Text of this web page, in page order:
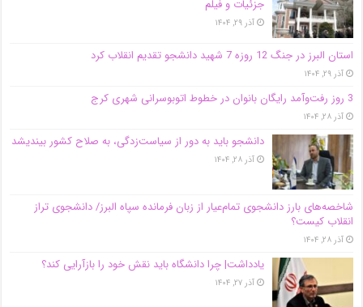
جزئیات و فیلم
آذر ۲۹, ۱۴۰۴
استان البرز در جنگ 12 روزه 7 شهید دانشجو تقدیم انقلاب کرد
آذر ۲۹, ۱۴۰۴
3 روز رفت‌وآمد رایگان بانوان در خطوط اتوبوسرانی شهری کرج
آذر ۲۸, ۱۴۰۴
دانشجو باید به دور از سیاست‌زدگی، به صلاح کشور بیندیشد
آذر ۲۸, ۱۴۰۴
شاخصه‌های بارز دانشجوی تمام‌عیار از زبان فرمانده سپاه البرز/ دانشجوی تراز
انقلاب کیست؟
آذر ۲۸, ۱۴۰۴
یادداشت| چرا دانشگاه باید نقش خود را بازآرایی کند؟
آذر ۲۷, ۱۴۰۴